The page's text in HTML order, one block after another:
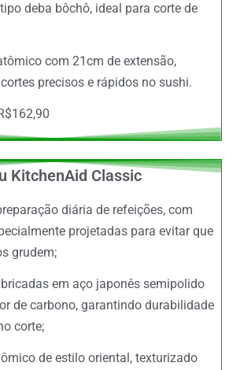
deba bôchô, ideal para corte de
com 21cm de extensão,
precisos e rápidos no sushi.
KitchenAid Classic
diária de refeições, com
projetadas para evitar que
grudem;
em aço japonês semipolido
de carbono, garantindo durabilidade
corte;
de estilo oriental, texturizado